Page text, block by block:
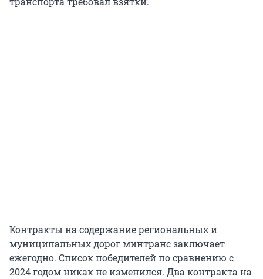
Контракты на содержание региональных и
муниципальных дорог минтранс заключает
ежегодно. Список победителей по сравнению с
2024 годом никак не изменился. Два контракта на